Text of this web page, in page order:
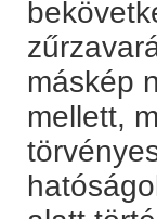
máskép
mellett,